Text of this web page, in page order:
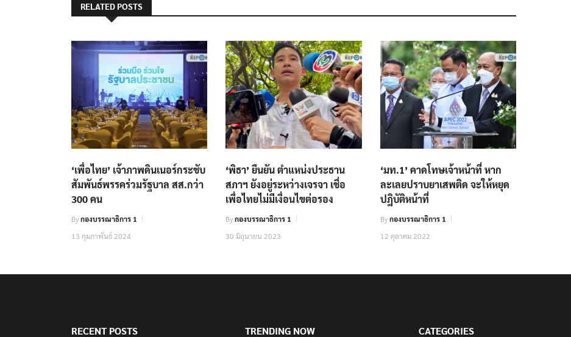
RELATED POSTS
‘เพื่อไทย’ เจ้าภาพดินเนอร์กระชับ
สัมพันธ์พรรคร่วมรัฐบาล สส.กว่า
300 คน
Byกองบรรณาธิการ 1
13 กุมภาพันธ์ 2024
‘พิธา’ ยืนยัน ตำแหน่งประธาน
สภาฯ ยังอยู่ระหว่างเจรจา เชื่อ
เพื่อไทยไม่มีเงื่อนไขต่อรอง
Byกองบรรณาธิการ 1
30 มิถุนายน 2023
‘มท.1’ คาดโทษเจ้าหน้าที่ หาก
ละเลยปราบยาเสพติด จะให้หยุด
ปฎิบัติหน้าที่
Byกองบรรณาธิการ 1
12 ตุลาคม 2022
RECENT POSTS TRENDING NOW CATEGORIES